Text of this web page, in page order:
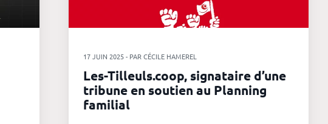
17 JUIN 2025 - PAR CÉCILE HAMEREL
Les-Tilleuls.coop, signataire d’une
tribune en soutien au Planning
familial